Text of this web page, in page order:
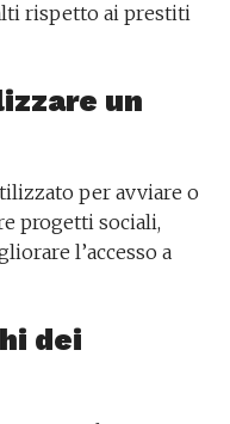
rispetto ai prestiti
un
per avviare o
progetti sociali,
l’accesso a
dei